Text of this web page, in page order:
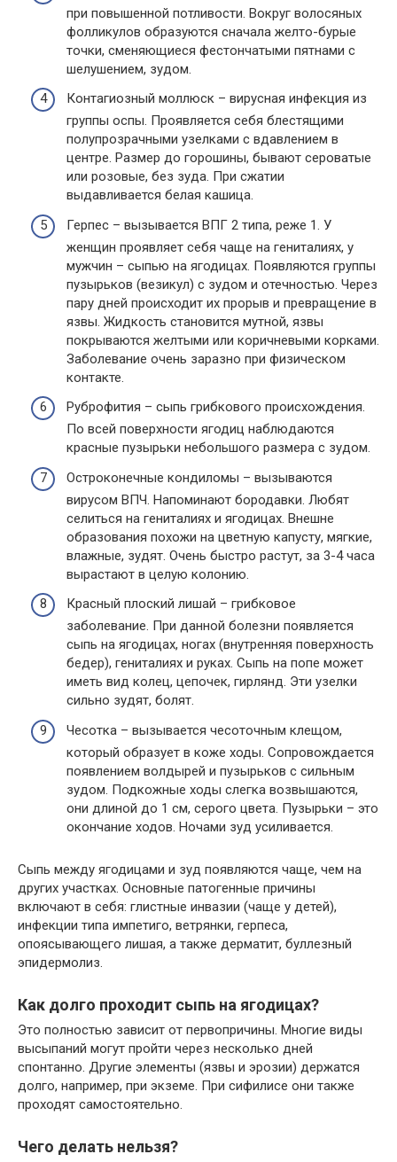
при повышенной потливости. Вокруг волосяных
фолликулов образуются сначала желто-бурые
точки, сменяющиеся фестончатыми пятнами с
шелушением, зудом.
Контагиозный моллюск – вирусная инфекция из
группы оспы. Проявляется себя блестящими
полупрозрачными узелками с вдавлением в
центре. Размер до горошины, бывают сероватые
или розовые, без зуда. При сжатии
выдавливается белая кашица.
Герпес – вызывается ВПГ 2 типа, реже 1. У
женщин проявляет себя чаще на гениталиях, у
мужчин – сыпью на ягодицах. Появляются группы
пузырьков (везикул) с зудом и отечностью. Через
пару дней происходит их прорыв и превращение в
язвы. Жидкость становится мутной, язвы
покрываются желтыми или коричневыми корками.
Заболевание очень заразно при физическом
контакте.
Руброфития – сыпь грибкового происхождения.
По всей поверхности ягодиц наблюдаются
красные пузырьки небольшого размера с зудом.
Остроконечные кондиломы – вызываются
вирусом ВПЧ. Напоминают бородавки. Любят
селиться на гениталиях и ягодицах. Внешне
образования похожи на цветную капусту, мягкие,
влажные, зудят. Очень быстро растут, за 3-4 часа
вырастают в целую колонию.
Красный плоский лишай – грибковое
заболевание. При данной болезни появляется
сыпь на ягодицах, ногах (внутренняя поверхность
бедер), гениталиях и руках. Сыпь на попе может
иметь вид колец, цепочек, гирлянд. Эти узелки
сильно зудят, болят.
Чесотка – вызывается чесоточным клещом,
который образует в коже ходы. Сопровождается
появлением волдырей и пузырьков с сильным
зудом. Подкожные ходы слегка возвышаются,
они длиной до 1 см, серого цвета. Пузырьки – это
окончание ходов. Ночами зуд усиливается.
Сыпь между ягодицами и зуд появляются чаще, чем на
других участках. Основные патогенные причины
включают в себя: глистные инвазии (чаще у детей),
инфекции типа импетиго, ветрянки, герпеса,
опоясывающего лишая, а также дерматит, буллезный
эпидермолиз.
Как долго проходит сыпь на ягодицах?
Это полностью зависит от первопричины. Многие виды
высыпаний могут пройти через несколько дней
спонтанно. Другие элементы (язвы и эрозии) держатся
долго, например, при экземе. При сифилисе они также
проходят самостоятельно.
Чего делать нельзя?